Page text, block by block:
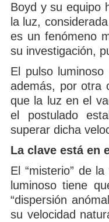
Boyd y su equipo
la luz,
es un fenómeno
su investigación,
El pulso
además, por otra
que la luz en el
el postulado
superar dicha
La clave está en
El “misterio” de
luminoso tiene
“dispersión
su velocidad